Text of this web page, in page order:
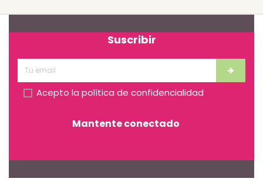
Suscribir
Acepto la política de confidencialidad
Mantente conectado